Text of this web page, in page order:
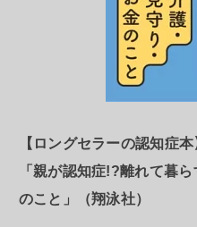
【ロングセラーの認知症本
「親が認知症!?離れて暮
のこと」（翔泳社）